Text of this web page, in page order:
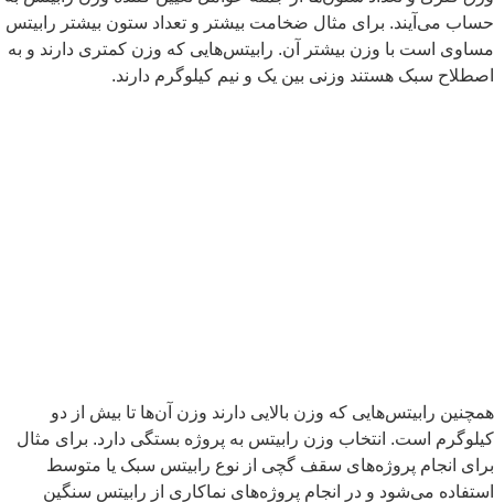
می‌آیند. برای مثال ضخامت بیشتر و تعداد ستون بیشتر رابیتس
است با وزن بیشتر آن. رابیتس‌هایی که وزن کمتری دارند و به
سبک هستند وزنی بین یک و نیم کیلوگرم دارند.
رابیتس‌هایی که وزن بالایی دارند وزن آن‌ها تا بیش از دو
است. انتخاب وزن رابیتس به پروژه بستگی دارد. برای مثال
انجام پروژه‌های سقف گچی از نوع رابیتس سبک یا متوسط
می‌شود و در انجام پروژه‌های نماکاری از رابیتس سنگین